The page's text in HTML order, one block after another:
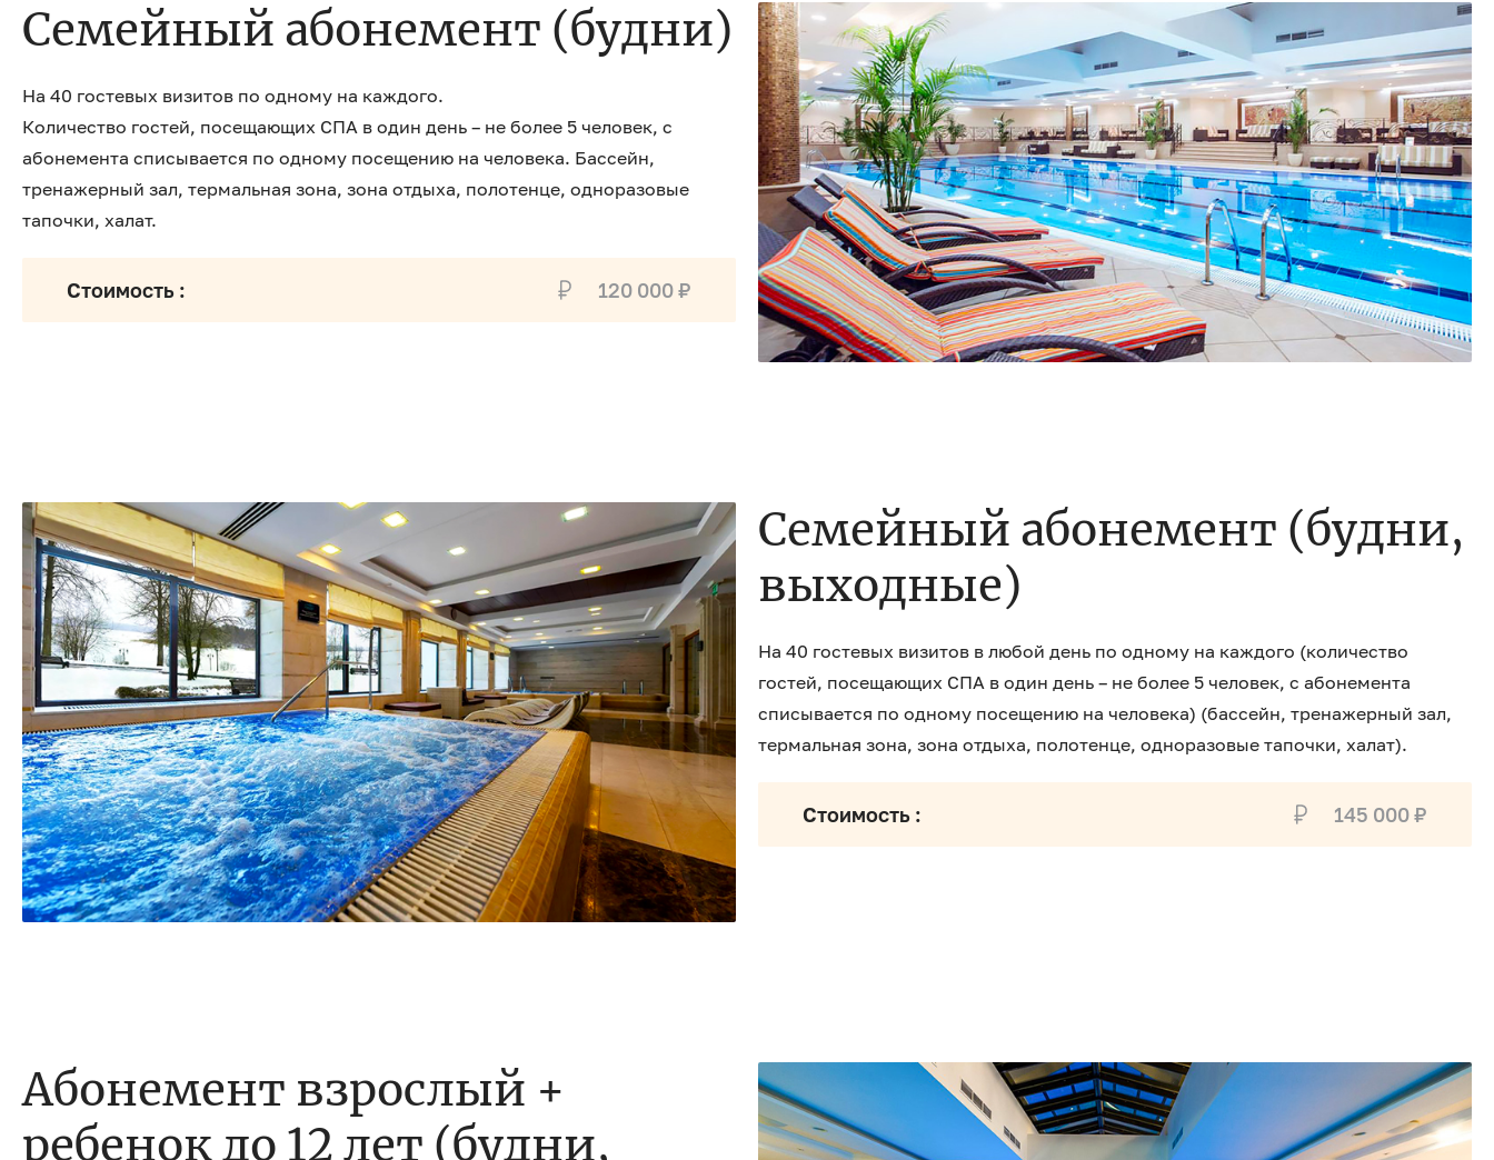
Семейный абонемент (будни)
На 40 гостевых визитов по одному на каждого.
Количество гостей, посещающих СПА в один день – не более 5 человек, с
абонемента списывается по одному посещению на человека. Бассейн,
тренажерный зал, термальная зона, зона отдыха, полотенце, одноразовые
тапочки, халат.
Стоимость : 120 000 ₽
Семейный абонемент (будни,
выходные)
На 40 гостевых визитов в любой день по одному на каждого (количество
гостей, посещающих СПА в один день – не более 5 человек, с абонемента
списывается по одному посещению на человека) (бассейн, тренажерный зал,
термальная зона, зона отдыха, полотенце, одноразовые тапочки, халат).
Стоимость : 145 000 ₽
Абонемент взрослый +
ребенок до 12 лет (будни,